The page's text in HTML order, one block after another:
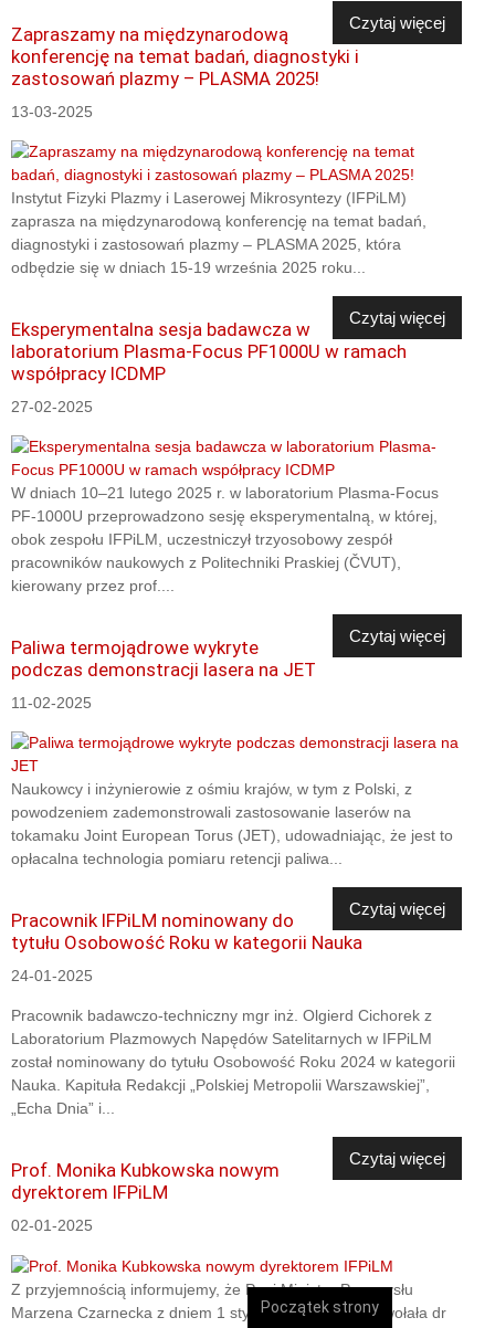
Czytaj więcej
Zapraszamy na międzynarodową
konferencję na temat badań, diagnostyki i
zastosowań plazmy – PLASMA 2025!
13-03-2025
Instytut Fizyki Plazmy i Laserowej Mikrosyntezy (IFPiLM)
zaprasza na międzynarodową konferencję na temat badań,
diagnostyki i zastosowań plazmy – PLASMA 2025, która
odbędzie się w dniach 15-19 września 2025 roku...
Czytaj więcej
Eksperymentalna sesja badawcza w
laboratorium Plasma-Focus PF1000U w ramach
współpracy ICDMP
27-02-2025
W dniach 10–21 lutego 2025 r. w laboratorium Plasma-Focus
PF-1000U przeprowadzono sesję eksperymentalną, w której,
obok zespołu IFPiLM, uczestniczył trzyosobowy zespół
pracowników naukowych z Politechniki Praskiej (ČVUT),
kierowany przez prof....
Czytaj więcej
Paliwa termojądrowe wykryte
podczas demonstracji lasera na JET
11-02-2025
Naukowcy i inżynierowie z ośmiu krajów, w tym z Polski, z
powodzeniem zademonstrowali zastosowanie laserów na
tokamaku Joint European Torus (JET), udowadniając, że jest to
opłacalna technologia pomiaru retencji paliwa...
Czytaj więcej
Pracownik IFPiLM nominowany do
tytułu Osobowość Roku w kategorii Nauka
24-01-2025
Pracownik badawczo-techniczny mgr inż. Olgierd Cichorek z
Laboratorium Plazmowych Napędów Satelitarnych w IFPiLM
został nominowany do tytułu Osobowość Roku 2024 w kategorii
Nauka. Kapituła Redakcji „Polskiej Metropolii Warszawskiej”,
„Echa Dnia” i...
Czytaj więcej
Prof. Monika Kubkowska nowym
dyrektorem IFPiLM
02-01-2025
Z przyjemnością informujemy, że Pani Minister Przemysłu
Marzena Czarnecka z dniem 1 stycznia 2025 roku powołała dr
Początek strony